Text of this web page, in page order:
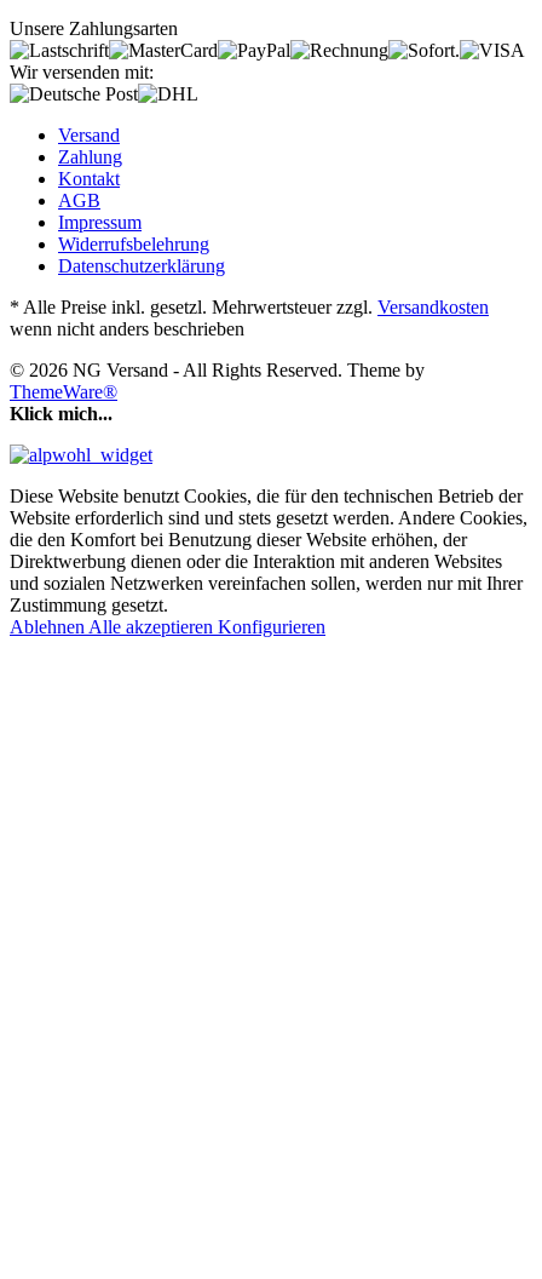
Unsere Zahlungsarten
Wir versenden mit:
Versand
Zahlung
Kontakt
AGB
Impressum
Widerrufsbelehrung
Datenschutzerklärung
* Alle Preise inkl. gesetzl. Mehrwertsteuer zzgl. Versandkosten
wenn nicht anders beschrieben
© 2026 NG Versand - All Rights Reserved. Theme by
ThemeWare®
Klick mich...
Diese Website benutzt Cookies, die für den technischen Betrieb der
Website erforderlich sind und stets gesetzt werden. Andere Cookies,
die den Komfort bei Benutzung dieser Website erhöhen, der
Direktwerbung dienen oder die Interaktion mit anderen Websites
und sozialen Netzwerken vereinfachen sollen, werden nur mit Ihrer
Zustimmung gesetzt.
Ablehnen Alle akzeptieren Konfigurieren